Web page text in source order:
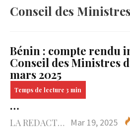
Conseil des
Bénin : compte rendu
Conseil des Ministres
mars 2025
…
LA REDACTION Mar 19, 2025